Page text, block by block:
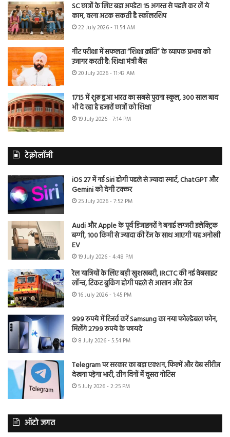
SC छात्रों के लिए बड़ा अपडेट! 15 अगस्त से पहले कर लें ये
काम, वरना अटक सकती है स्कॉलरशिप
22 July 2026 - 11:54 AM
नीट परीक्षा में सफलता “शिक्षा क्रांति” के व्यापक प्रभाव को
उजागर करती है: शिक्षा मंत्री बैंस
20 July 2026 - 11:43 AM
1715 में शुरू हुआ भारत का सबसे पुराना स्कूल, 300 साल बाद
भी दे रहा है हजारों छात्रों को शिक्षा
19 July 2026 - 7:14 PM
टेक्नोलॉजी
iOS 27 में नई Siri होगी पहले से ज्यादा स्मार्ट, ChatGPT और
Gemini को देगी टक्कर
25 July 2026 - 7:52 PM
Audi और Apple के पूर्व डिजाइनरों ने बनाई लग्जरी इलेक्ट्रिक
बग्गी, 100 किमी से ज्यादा की रेंज के साथ आएगी यह अनोखी
EV
19 July 2026 - 4:48 PM
रेल यात्रियों के लिए बड़ी खुशखबरी, IRCTC की नई वेबसाइट
लॉन्च, टिकट बुकिंग होगी पहले से आसान और तेज
16 July 2026 - 1:45 PM
999 रुपये में रिजर्व करें Samsung का नया फोल्डेबल फोन,
मिलेंगे 2799 रुपये के फायदे
8 July 2026 - 5:54 PM
Telegram पर सरकार का बड़ा एक्शन, फिल्में और वेब सीरीज
देखना पड़ेगा भारी, तीन दिनों में दूसरा नोटिस
5 July 2026 - 2:25 PM
ऑटो जगत